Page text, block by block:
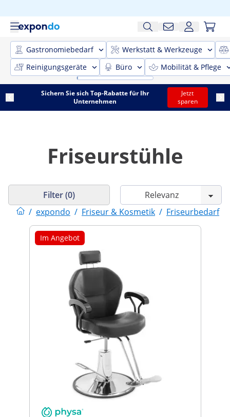
Gastronomiebedarf
Werkstatt & Werkzeuge
Reinigungsgeräte
Büro Mobilität & Pflege
Sichern Sie sich Top-Rabatte für Ihr
Unternehmen
Jetzt
sparen
Friseurstühle
/ expondo / Friseur & Kosmetik / Friseurbedarf
Filter (0)
Im Angebot